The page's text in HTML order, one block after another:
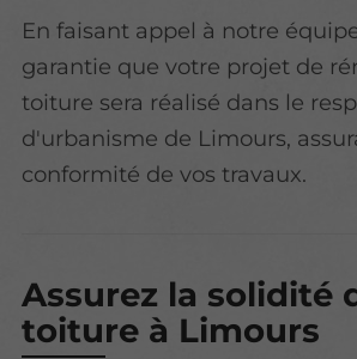
En faisant appel à notre
garantie que votre projet de
toiture sera réalisé dans le
d'urbanisme de Limours,
conformité de vos travaux.
Assurez la solidité
toiture à Limours